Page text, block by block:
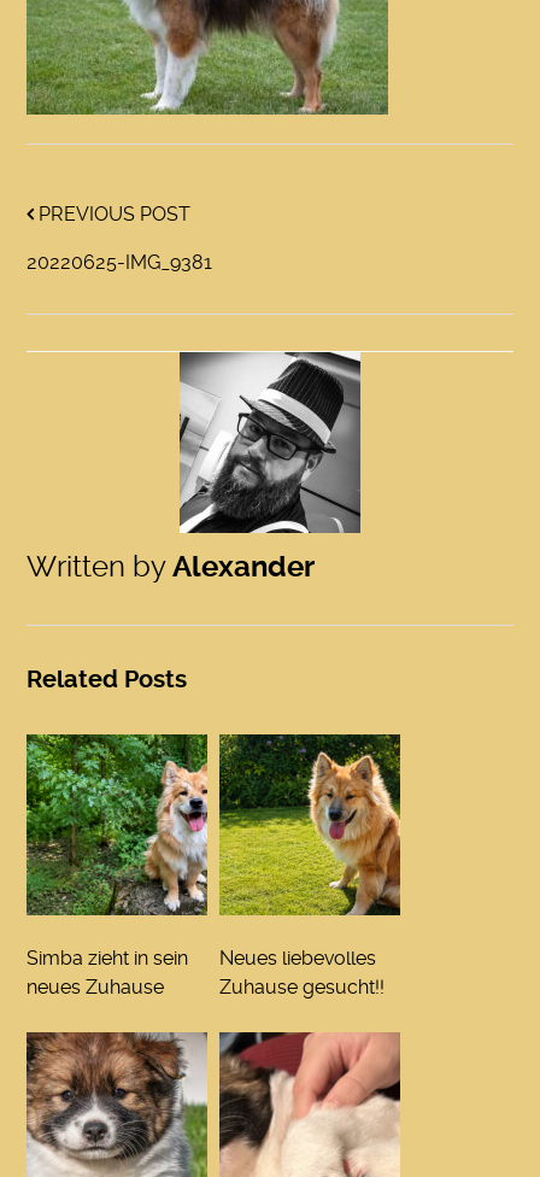
PREVIOUS POST
20220625-IMG_9381
Written byAlexander
Related Posts
Simba zieht in sein
neues Zuhause
Neues liebevolles
Zuhause gesucht!!